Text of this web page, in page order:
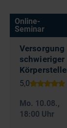
Online-
Seminar
Versorgung
schwieriger
Mo. 10.08.,
18:00 Uhr